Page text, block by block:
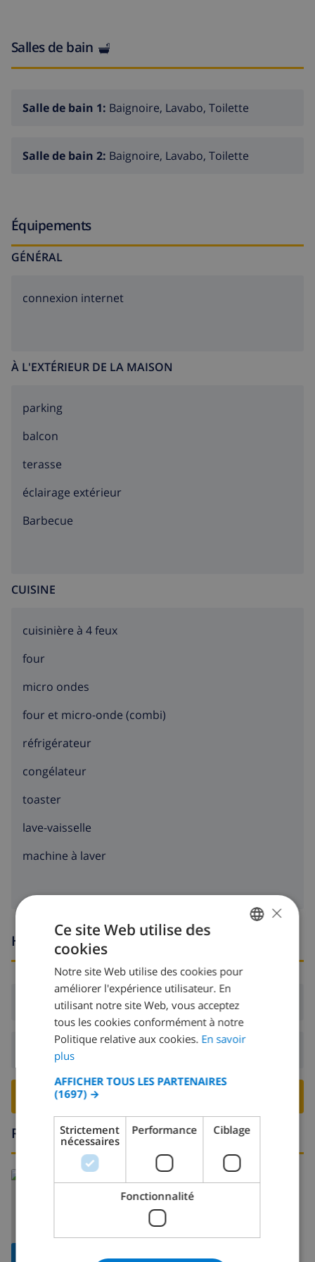
Salles de bain
Salle de bain 1: Baignoire, Lavabo, Toilette
Salle de bain 2: Baignoire, Lavabo, Toilette
Équipements
GÉNÉRAL
connexion internet
À L'EXTÉRIEUR DE LA MAISON
parking
balcon
terasse
éclairage extérieur
barbecue
CUISINE
cuisinière à 4 feux
four
micro ondes
four et micro-onde (combi)
réfrigérateur
congélateur
toaster
lave-vaisselle
machine à laver
Heures d'arrivée et de départ
Arrivée:De 17:00 avant 20:00
RESERVER CETTE VILLA ›
Région
En savoir plus sur:
Espagne>Costa Blanca
DUTCH
SPANISH
GERMAN
DANISH
×
Ce site Web utilise des
cookies
Notre site Web utilise des cookies pour
améliorer l'expérience utilisateur. En
utilisant notre site Web, vous acceptez
tous les cookies conformément à notre
Politique relative aux cookies. En savoir
plus
AFFICHER TOUS LES PARTENAIRES
(1697) →
Strictement
nécessaires
Performance Ciblage
Fonctionnalité